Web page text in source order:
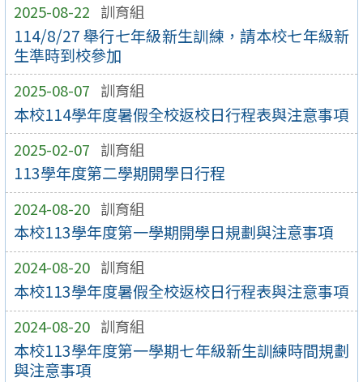
2025-08-22 訓育組
114/8/27 舉行七年級新生訓練，請本校七年級新
生準時到校參加
2025-08-07 訓育組
本校114學年度暑假全校返校日行程表與注意事項
2025-02-07 訓育組
113學年度第二學期開學日行程
2024-08-20 訓育組
本校113學年度第一學期開學日規劃與注意事項
2024-08-20 訓育組
本校113學年度暑假全校返校日行程表與注意事項
2024-08-20 訓育組
本校113學年度第一學期七年級新生訓練時間規劃
與注意事項